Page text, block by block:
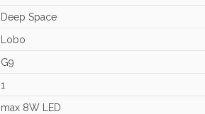
Deep Space
Lobo
G9
1
max 8W LED